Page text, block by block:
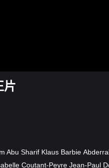
片
Abu Sharif Klaus Barbie
Coutant-Peyre Jean-Paul